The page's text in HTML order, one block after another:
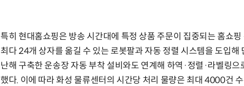
특히 현대홈쇼핑은 방송 시간대에 특정 상품 주문이 집중되는 홈쇼
최다 24개 상자를 옮길 수 있는 로봇팔과 자동 정렬 시스템을 도입해
난해 구축한 운송장 자동 부착 설비와도 연계해 하역·정렬·라벨링
했다. 이에 따라 화성 물류센터의 시간당 처리 물량은 최대 4000건